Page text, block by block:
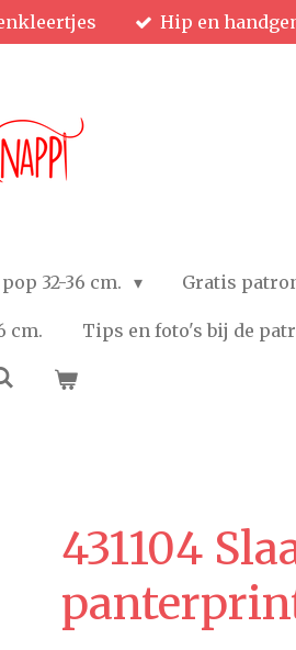
Hip en
32-36 cm. Gratis
cm. Tips en foto's bij de
431104